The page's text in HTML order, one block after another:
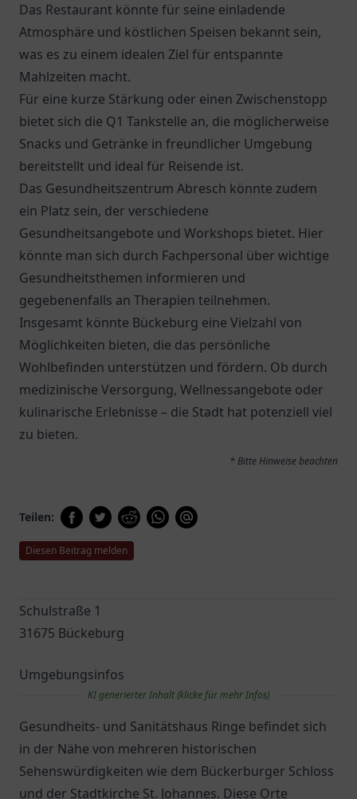
Das Restaurant könnte für seine einladende
Atmosphäre und köstlichen Speisen bekannt sein,
was es zu einem idealen Ziel für entspannte
Mahlzeiten macht.
Für eine kurze Stärkung oder einen Zwischenstopp
bietet sich die Q1 Tankstelle an, die möglicherweise
Snacks und Getränke in freundlicher Umgebung
bereitstellt und ideal für Reisende ist.
Das Gesundheitszentrum Abresch könnte zudem
ein Platz sein, der verschiedene
Gesundheitsangebote und Workshops bietet. Hier
könnte man sich durch Fachpersonal über wichtige
Gesundheitsthemen informieren und
gegebenenfalls an Therapien teilnehmen.
Insgesamt könnte Bückeburg eine Vielzahl von
Möglichkeiten bieten, die das persönliche
Wohlbefinden unterstützen und fördern. Ob durch
medizinische Versorgung, Wellnessangebote oder
kulinarische Erlebnisse – die Stadt hat potenziell viel
zu bieten.
* Bitte Hinweise beachten
Teilen:
Diesen Beitrag melden
Schulstraße 1
31675 Bückeburg
Umgebungsinfos
KI generierter Inhalt (klicke für mehr Infos)
Gesundheits- und Sanitätshaus Ringe befindet sich
in der Nähe von mehreren historischen
Sehenswürdigkeiten wie dem Bückerburger Schloss
und der Stadtkirche St. Johannes. Diese Orte